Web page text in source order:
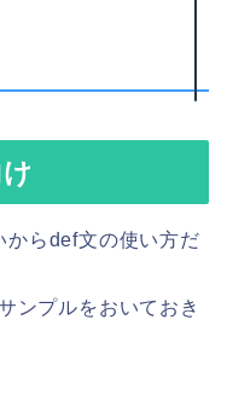
からdef文の使い方だ
ンプルをおいておき